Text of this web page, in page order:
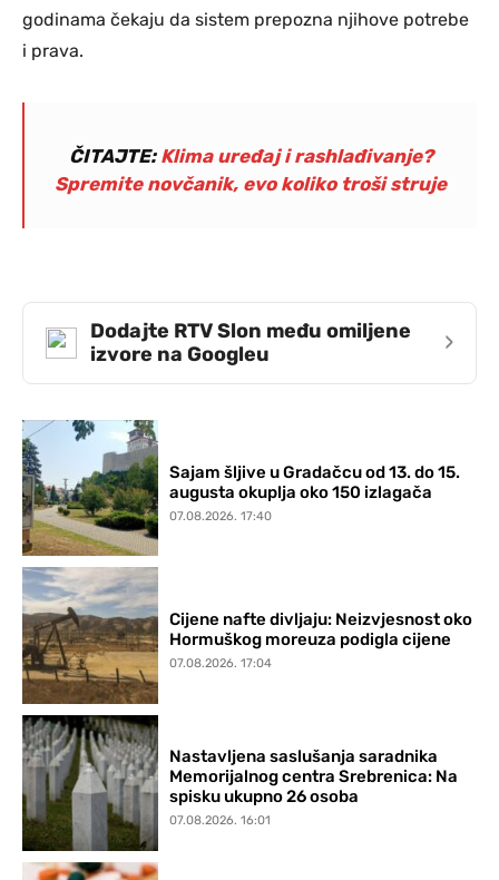
godinama čekaju da sistem prepozna njihove potrebe
i prava.
ČITAJTE: Klima uređaj i rashlađivanje?
Spremite novčanik, evo koliko troši struje
Dodajte RTV Slon među omiljene
izvore na Googleu
›
Sajam šljive u Gradačcu od 13. do 15.
augusta okuplja oko 150 izlagača
07.08.2026. 17:40
Cijene nafte divljaju: Neizvjesnost oko
Hormuškog moreuza podigla cijene
07.08.2026. 17:04
Nastavljena saslušanja saradnika
Memorijalnog centra Srebrenica: Na
spisku ukupno 26 osoba
07.08.2026. 16:01